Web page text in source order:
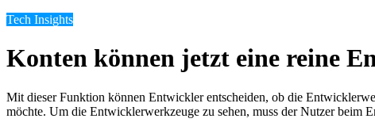
Tech Insights
Konten können jetzt eine reine
Mit dieser Funktion können Entwickler entscheiden, ob die
möchte. Um die Entwicklerwerkzeuge zu sehen, muss der Nutzer